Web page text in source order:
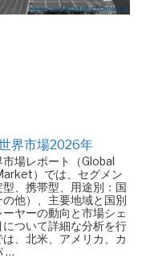
界市場2026年
場レポート（Global
）では、セグメン
、携帯型、用途別：国
他）、主要地域と国別
ヤーの動向と市場シェ
ついて詳細な分析を行
、北米、アメリカ、カ
…